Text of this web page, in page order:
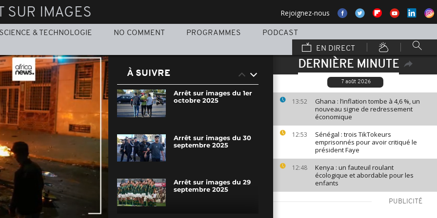
SUR IMAGES Rejoignez-nous
SCIENCE & TECHNOLOGIE NO COMMENT PROGRAMMES
PODCAST
EN DIRECT
DERNIÈRE MINUTE
7 août 2026
13:52
Ghana : l’inflation tombe à 4,6 %, un
nouveau signe de redressement
économique
12:53
Sénégal : trois TikTokeurs
emprisonnés pour avoir critiqué le
président Faye
12:48
Kenya : un fauteuil roulant
écologique et abordable pour les
enfants
PUBLICITÉ
À SUIVRE
Arrêt sur images du 1er
octobre 2025
Arrêt sur images du 30
septembre 2025
Arrêt sur images du 29
septembre 2025